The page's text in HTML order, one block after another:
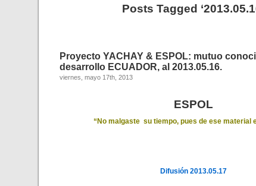
Posts Tagged
Proyecto YACHAY & ESPOL: mutuo
desarrollo ECUADOR, al 2013.05.16.
viernes, mayo 17th, 2013
ESPOL
“No malgaste su tiempo, pues de ese material
Difusión 2013.05.17